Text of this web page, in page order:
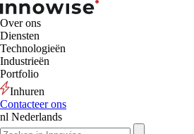
Over ons
Diensten
Technologieën
Industrieën
Portfolio
Inhuren
Contacteer ons
nl Nederlands